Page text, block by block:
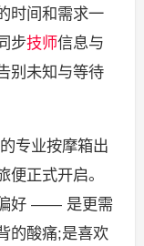
时间和需求一
步技师信息与
别未知与等待
专业按摩箱出
正式开启。
好 —— 是更需
的酸痛;是喜欢